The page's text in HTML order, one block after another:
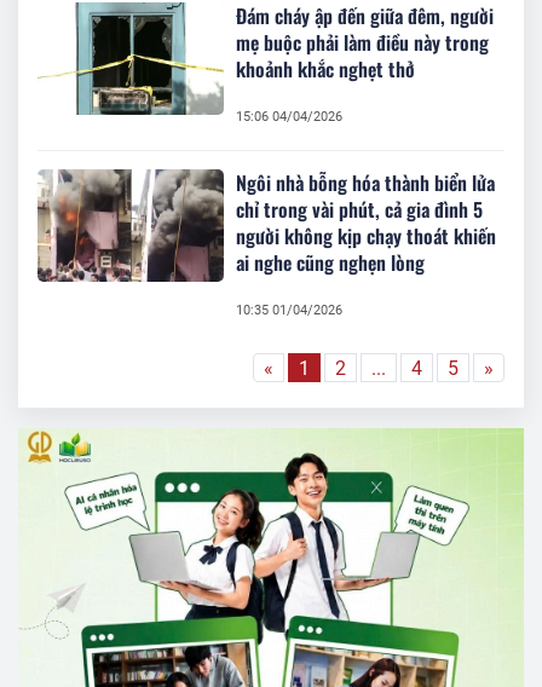
Đám cháy ập đến giữa đêm, người
mẹ buộc phải làm điều này trong
khoảnh khắc nghẹt thở
15:06 04/04/2026
Ngôi nhà bỗng hóa thành biển lửa
chỉ trong vài phút, cả gia đình 5
người không kịp chạy thoát khiến
ai nghe cũng nghẹn lòng
10:35 01/04/2026
« 1 2 ... 4 5 »